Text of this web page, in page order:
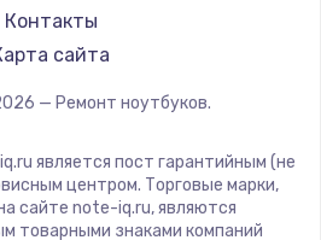
LG
Panasonic
ZTE
Hiper
Контакты
сайта
— Ремонт ноутбуков.
является пост гарантийным (не
центром. Торговые марки,
сайте note-iq.ru, являются
товарными знаками компаний